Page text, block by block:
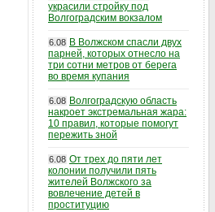
украсили стройку под
Волгоградским вокзалом
6.08 В Волжском спасли двух
парней, которых отнесло на
три сотни метров от берега
во время купания
6.08 Волгоградскую область
накроет экстремальная жара:
10 правил, которые помогут
пережить зной
6.08 От трех до пяти лет
колонии получили пять
жителей Волжского за
вовлечение детей в
проституцию